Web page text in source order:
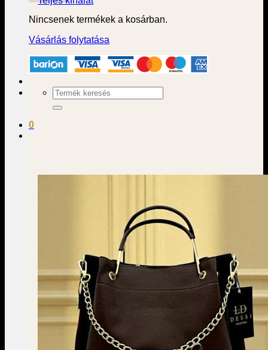
Nincsenek termékek a kosárban.
Vásárlás folytatása
Keresés
a
következőre:
0